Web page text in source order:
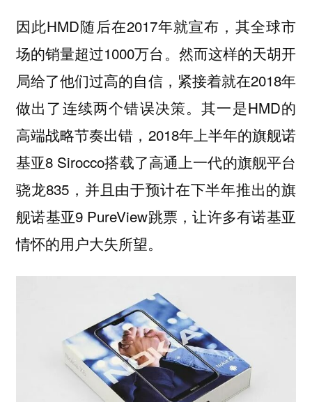
因此HMD随后在2017年就宣布，其全球市
场的销量超过1000万台。然而这样的天胡开
局给了他们过高的自信，紧接着就在2018年
做出了连续两个错误决策。其一是HMD的
高端战略节奏出错，2018年上半年的旗舰诺
基亚8 Sirocco搭载了高通上一代的旗舰平台
骁龙835，并且由于预计在下半年推出的旗
舰诺基亚9 PureView跳票，让许多有诺基亚
情怀的用户大失所望。